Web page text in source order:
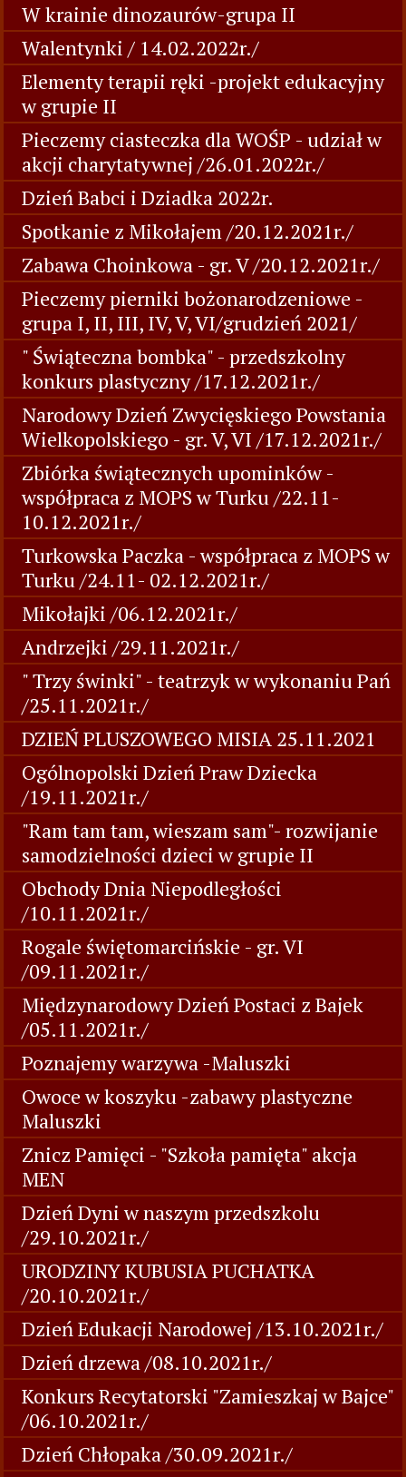
W krainie dinozaurów-grupa II
Walentynki / 14.02.2022r./
Elementy terapii ręki -projekt edukacyjny
w grupie II
Pieczemy ciasteczka dla WOŚP - udział w
akcji charytatywnej /26.01.2022r./
Dzień Babci i Dziadka 2022r.
Spotkanie z Mikołajem /20.12.2021r./
Zabawa Choinkowa - gr. V /20.12.2021r./
Pieczemy pierniki bożonarodzeniowe -
grupa I, II, III, IV, V, VI/grudzień 2021/
" Świąteczna bombka" - przedszkolny
konkurs plastyczny /17.12.2021r./
Narodowy Dzień Zwycięskiego Powstania
Wielkopolskiego - gr. V, VI /17.12.2021r./
Zbiórka świątecznych upominków -
współpraca z MOPS w Turku /22.11-
10.12.2021r./
Turkowska Paczka - współpraca z MOPS w
Turku /24.11- 02.12.2021r./
Mikołajki /06.12.2021r./
Andrzejki /29.11.2021r./
" Trzy świnki" - teatrzyk w wykonaniu Pań
/25.11.2021r./
DZIEŃ PLUSZOWEGO MISIA 25.11.2021
Ogólnopolski Dzień Praw Dziecka
/19.11.2021r./
"Ram tam tam, wieszam sam"- rozwijanie
samodzielności dzieci w grupie II
Obchody Dnia Niepodległości
/10.11.2021r./
Rogale świętomarcińskie - gr. VI
/09.11.2021r./
Międzynarodowy Dzień Postaci z Bajek
/05.11.2021r./
Poznajemy warzywa -Maluszki
Owoce w koszyku -zabawy plastyczne
Maluszki
Znicz Pamięci - "Szkoła pamięta" akcja
MEN
Dzień Dyni w naszym przedszkolu
/29.10.2021r./
URODZINY KUBUSIA PUCHATKA
/20.10.2021r./
Dzień Edukacji Narodowej /13.10.2021r./
Dzień drzewa /08.10.2021r./
Konkurs Recytatorski "Zamieszkaj w Bajce"
/06.10.2021r./
Dzień Chłopaka /30.09.2021r./